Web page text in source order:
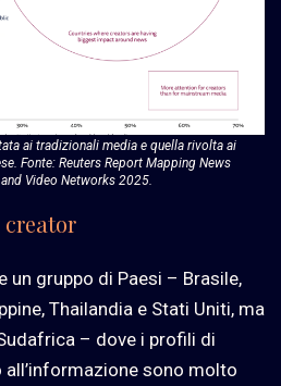
ai tradizionali media e quella rivolta ai
Fonte: Reuters Report Mapping News
Video Networks 2025.
creator
un gruppo di Paesi – Brasile,
Thailandia e Stati Uniti, ma
– dove i profili di
sono molto